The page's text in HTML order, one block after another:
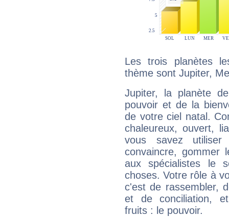
Les trois planètes
thème sont Jupiter,
Jupiter, la planète
pouvoir et de la
de votre ciel natal.
chaleureux, ouvert,
vous savez
convaincre, gommer
aux spécialistes le
choses. Votre rôle à
c'est de rassembler,
et de conciliation,
fruits : le pouvoir.